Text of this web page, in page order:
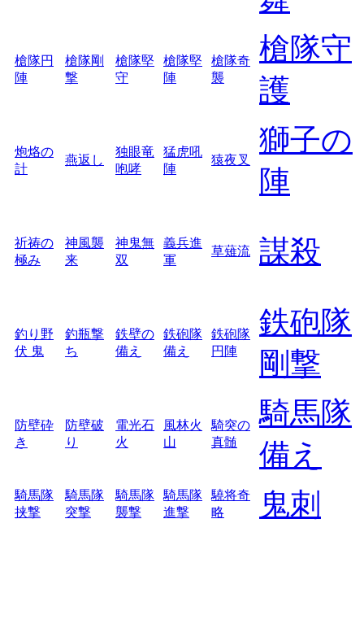
槍隊円
陣
槍隊剛
撃
槍隊堅
守
槍隊堅
陣
槍隊奇
襲
槍隊守
護
炮烙の
計
燕返し
独眼竜
咆哮
猛虎吼
陣
猿夜叉
獅子の
陣
祈祷の
極み
神風襲
来
神鬼無
双
義兵進
軍
草薙流 謀殺
釣り野
伏 鬼
釣瓶撃
ち
鉄壁の
備え
鉄砲隊
備え
鉄砲隊
円陣
鉄砲隊
剛撃
防壁砕
き
防壁破
り
電光石
火
風林火
山
騎突の
真髄
騎馬隊
備え
騎馬隊
挟撃
騎馬隊
突撃
騎馬隊
襲撃
騎馬隊
進撃
驍将奇
略
鬼刺